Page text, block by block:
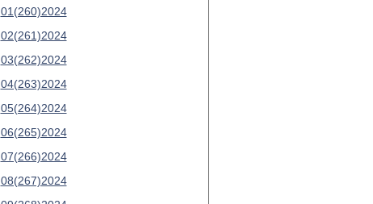
01(260)2024
02(261)2024
03(262)2024
04(263)2024
05(264)2024
06(265)2024
07(266)2024
08(267)2024